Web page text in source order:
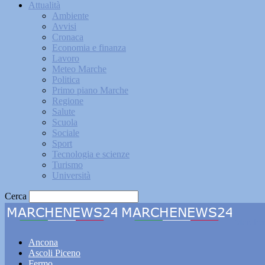
Attualità
Ambiente
Avvisi
Cronaca
Economia e finanza
Lavoro
Meteo Marche
Politica
Primo piano Marche
Regione
Salute
Scuola
Sociale
Sport
Tecnologia e scienze
Turismo
Università
Cerca
Ancona
Ascoli Piceno